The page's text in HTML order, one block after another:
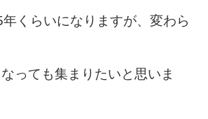
くらいになりますが、変わら
っても集まりたいと思いま